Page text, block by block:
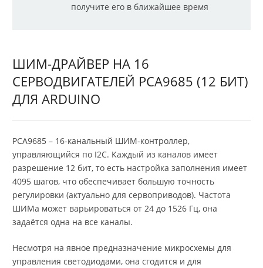
получите его в ближайшее время
ШИМ-ДРАЙВЕР НА 16
СЕРВОДВИГАТЕЛЕЙ PCA9685 (12 БИТ)
ДЛЯ ARDUINO
PCA9685 – 16-канальный ШИМ-контроллер,
управляющийся по I2C. Каждый из каналов имеет
разрешение 12 бит, то есть настройка заполнения имеет
4095 шагов, что обеспечивает большую точность
регулировки (актуально для сервоприводов). Частота
ШИМа может варьироваться от 24 до 1526 Гц, она
задаётся одна на все каналы.
Несмотря на явное предназначение микросхемы для
управления светодиодами, она сгодится и для